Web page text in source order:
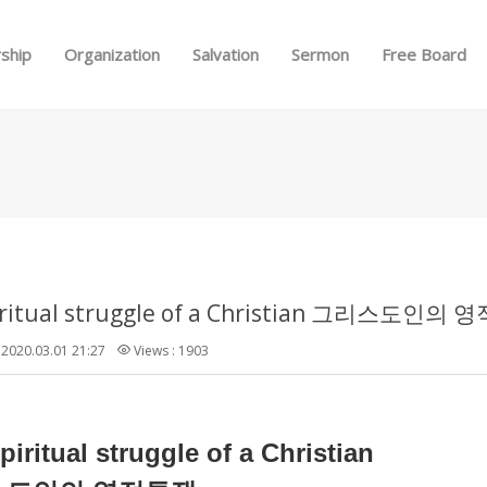
Organization Salvation Sermon Free Board
struggle of a Christian 그리스도인의 영
2020.03.01 21:27 Views : 1903
struggle of a Christian